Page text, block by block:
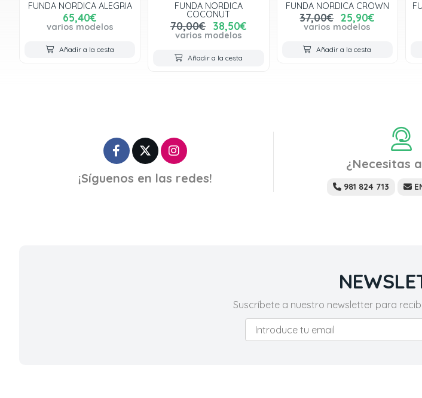
FUNDA NORDICA ALEGRIA
65,40€
varios modelos
Añadir a la cesta
FUNDA NORDICA
COCONUT
70,00€ 38,50€
varios modelos
Añadir a la cesta
FUNDA NORDICA CROWN
37,00€ 25,90€
varios modelos
Añadir a la cesta
¡Síguenos en las redes!
¿Necesitas
981 824 713
Suscríbete a nuestro newsletter para